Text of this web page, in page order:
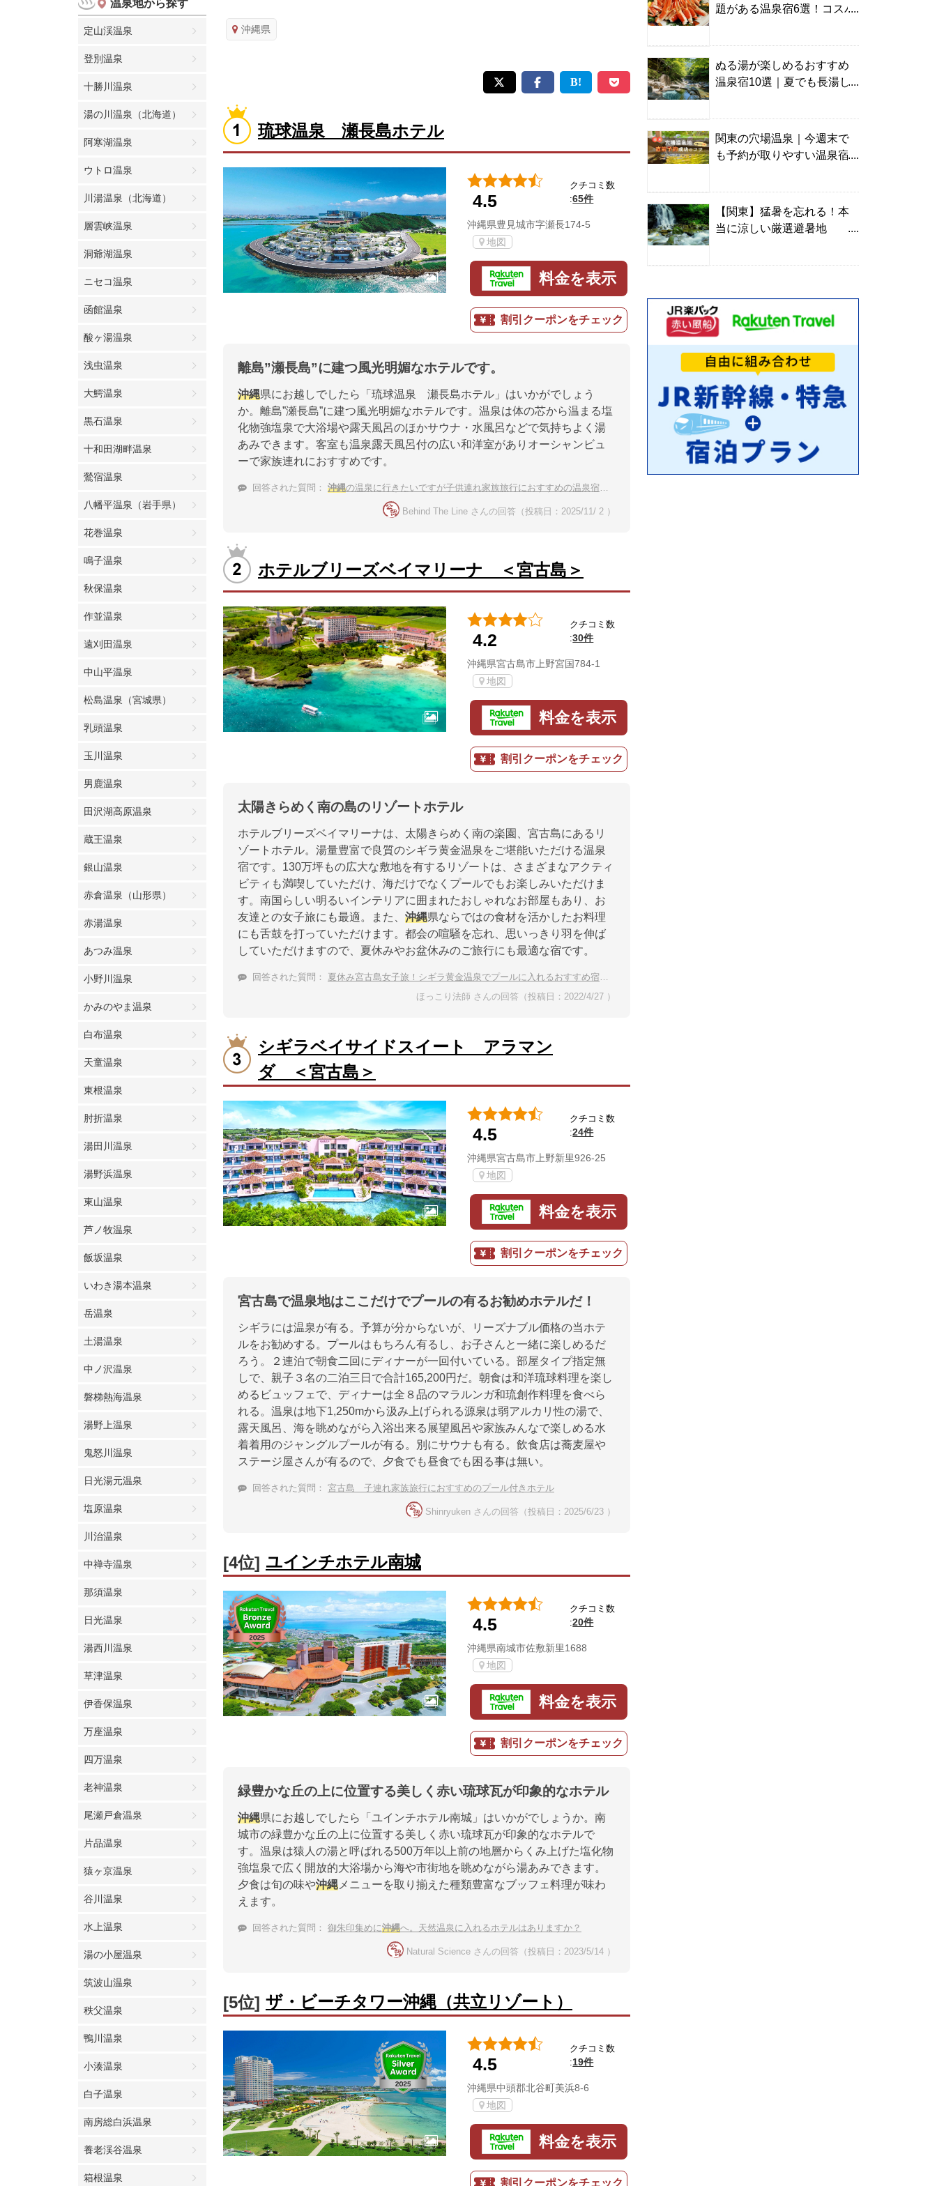
温泉地から探す
定山渓温泉
登別温泉
十勝川温泉
湯の川温泉（北海道）
阿寒湖温泉
ウトロ温泉
川湯温泉（北海道）
層雲峡温泉
洞爺湖温泉
ニセコ温泉
函館温泉
酸ヶ湯温泉
浅虫温泉
大鰐温泉
黒石温泉
十和田湖畔温泉
鶯宿温泉
八幡平温泉（岩手県）
花巻温泉
鳴子温泉
秋保温泉
作並温泉
遠刈田温泉
中山平温泉
松島温泉（宮城県）
乳頭温泉
玉川温泉
男鹿温泉
田沢湖高原温泉
蔵王温泉
銀山温泉
赤倉温泉（山形県）
赤湯温泉
あつみ温泉
小野川温泉
かみのやま温泉
白布温泉
天童温泉
東根温泉
肘折温泉
湯田川温泉
湯野浜温泉
東山温泉
芦ノ牧温泉
飯坂温泉
いわき湯本温泉
岳温泉
土湯温泉
中ノ沢温泉
磐梯熱海温泉
湯野上温泉
鬼怒川温泉
日光湯元温泉
塩原温泉
川治温泉
中禅寺温泉
那須温泉
日光温泉
湯西川温泉
草津温泉
伊香保温泉
万座温泉
四万温泉
老神温泉
尾瀬戸倉温泉
片品温泉
猿ヶ京温泉
谷川温泉
水上温泉
湯の小屋温泉
筑波山温泉
秩父温泉
鴨川温泉
小湊温泉
白子温泉
南房総白浜温泉
養老渓谷温泉
箱根温泉
沖縄県
琉球温泉 瀬長島ホテル
4.5
クチコミ数
:65件
沖縄県豊見城市字瀬長174-5
地図
料金を表示
割引クーポンをチェック
離島”瀬長島”に建つ風光明媚なホテルです。
沖縄県にお越しでしたら「琉球温泉 瀬長島ホテル」はいかがでしょう
か。離島”瀬長島”に建つ風光明媚なホテルです。温泉は体の芯から温まる塩
化物強塩泉で大浴場や露天風呂のほかサウナ・水風呂などで気持ちよく湯
あみできます。客室も温泉露天風呂付の広い和洋室がありオーシャンビュ
ーで家族連れにおすすめです。
回答された質問： 沖縄の温泉に行きたいですが子供連れ家族旅行におすすめの温泉宿はありますか？
Behind The Line さんの回答（投稿日：2025/11/ 2 ）
ホテルブリーズベイマリーナ ＜宮古島＞
4.2
クチコミ数
:30件
沖縄県宮古島市上野宮国784-1
地図
料金を表示
割引クーポンをチェック
太陽きらめく南の島のリゾートホテル
ホテルブリーズベイマリーナは、太陽きらめく南の楽園、宮古島にあるリ
ゾートホテル。湯量豊富で良質のシギラ黄金温泉をご堪能いただける温泉
宿です。130万坪もの広大な敷地を有するリゾートは、さまざまなアクティ
ビティも満喫していただけ、海だけでなくプールでもお楽しみいただけま
す。南国らしい明るいインテリアに囲まれたおしゃれなお部屋もあり、お
友達との女子旅にも最適。また、 沖縄県ならではの食材を活かしたお料理
にも舌鼓を打っていただけます。都会の喧騒を忘れ、思いっきり羽を伸ば
していただけますので、夏休みやお盆休みのご旅行にも最適な宿です。
回答された質問： 夏休み宮古島女子旅！シギラ黄金温泉でプールに入れるおすすめ宿が知りたい
ほっこり法師 さんの回答（投稿日：2022/4/27 ）
シギラベイサイドスイート アラマン
ダ ＜宮古島＞
4.5
クチコミ数
:24件
沖縄県宮古島市上野新里926-25
地図
料金を表示
割引クーポンをチェック
宮古島で温泉地はここだけでプールの有るお勧めホテルだ！
シギラには温泉が有る。予算が分からないが、リーズナブル価格の当ホテ
ルをお勧めする。プールはもちろん有るし、お子さんと一緒に楽しめるだ
ろう。２連泊で朝食二回にディナーが一回付いている。部屋タイプ指定無
しで、親子３名の二泊三日で合計165,200円だ。朝食は和洋琉球料理を楽し
めるビュッフェで、ディナーは全８品のマラルンガ和琉創作料理を食べら
れる。温泉は地下1,250mから汲み上げられる源泉は弱アルカリ性の湯で、
露天風呂、海を眺めながら入浴出来る展望風呂や家族みんなで楽しめる水
着着用のジャングルプールが有る。別にサウナも有る。飲食店は蕎麦屋や
ステージ屋さんが有るので、夕食でも昼食でも困る事は無い。
回答された質問： 宮古島 子連れ家族旅行におすすめのプール付きホテル
Shinryuken さんの回答（投稿日：2025/6/23 ）
[4位] ユインチホテル南城
4.5
クチコミ数
:20件
沖縄県南城市佐敷新里1688
地図
料金を表示
割引クーポンをチェック
緑豊かな丘の上に位置する美しく赤い琉球瓦が印象的なホテル
沖縄県にお越しでしたら「ユインチホテル南城」はいかがでしょうか。南
城市の緑豊かな丘の上に位置する美しく赤い琉球瓦が印象的なホテルで
す。温泉は猿人の湯と呼ばれる500万年以上前の地層からくみ上げた塩化物
強塩泉で広く開放的大浴場から海や市街地を眺めながら湯あみできます。
夕食は旬の味や沖縄 メニューを取り揃えた種類豊富なブッフェ料理が味わ
えます。
回答された質問： 御朱印集めに沖縄へ。天然温泉に入れるホテルはありますか？
Natural Science さんの回答（投稿日：2023/5/14 ）
[5位] ザ・ビーチタワー沖縄（共立リゾート）
4.5
クチコミ数
:19件
沖縄県中頭郡北谷町美浜8-6
地図
料金を表示
割引クーポンをチェック
題がある温泉宿6選！コスパ
ぬる湯が楽しめるおすすめ
温泉宿10選｜夏でも長湯し
関東の穴場温泉｜今週末で
も予約が取りやすい温泉宿
【関東】猛暑を忘れる！本
当に涼しい厳選避暑地